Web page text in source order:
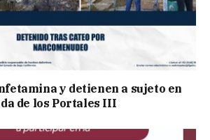
y detienen a sujeto en
de los Portales III